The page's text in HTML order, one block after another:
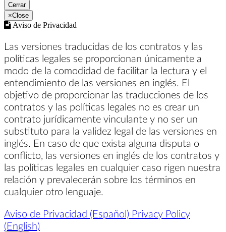
Cerrar
×Close
Aviso de Privacidad
Las versiones traducidas de los contratos y las
políticas legales se proporcionan únicamente a
modo de la comodidad de facilitar la lectura y el
entendimiento de las versiones en inglés. El
objetivo de proporcionar las traducciones de los
contratos y las políticas legales no es crear un
contrato jurídicamente vinculante y no ser un
substituto para la validez legal de las versiones en
inglés. En caso de que exista alguna disputa o
conflicto, las versiones en inglés de los contratos y
las políticas legales en cualquier caso rigen nuestra
relación y prevalecerán sobre los términos en
cualquier otro lenguaje.
Aviso de Privacidad (Español) Privacy Policy
(English)